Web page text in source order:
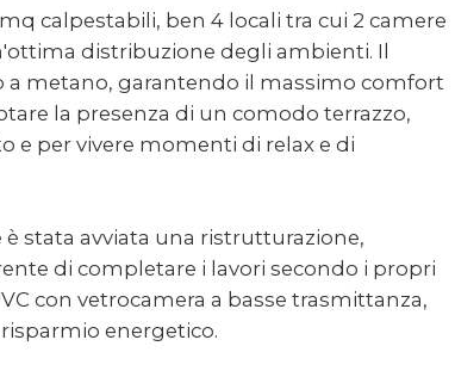
calpestabili, ben 4 locali tra cui 2 camere
distribuzione degli ambienti. Il
a metano, garantendo il massimo comfort
la presenza di un comodo terrazzo,
e per vivere momenti di relax e di
stata avviata una ristrutturazione,
di completare i lavori secondo i propri
con vetrocamera a basse trasmittanza,
energetico.